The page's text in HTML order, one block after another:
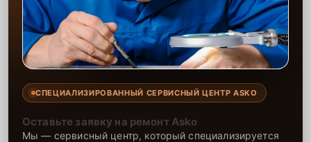
СПЕЦИАЛИЗИРОВАННЫЙ СЕРВИСНЫЙ ЦЕНТР ASKO
Оставьте заявку на ремонт Asko
Мы — сервисный центр, который специализируется